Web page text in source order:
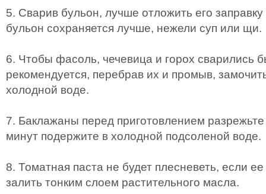
5. Сварив бульон, лучше отложить его
бульон сохраняется лучше, нежели суп или щи.
6. Чтобы фасоль, чечевица и горох сварились
рекомендуется, перебрав их и промыв,
холодной воде.
7. Баклажаны перед приготовлением
минут подержите в холодной подсоленой воде.
8. Томатная паста не будет плесневеть, если
залить тонким слоем растительного масла.